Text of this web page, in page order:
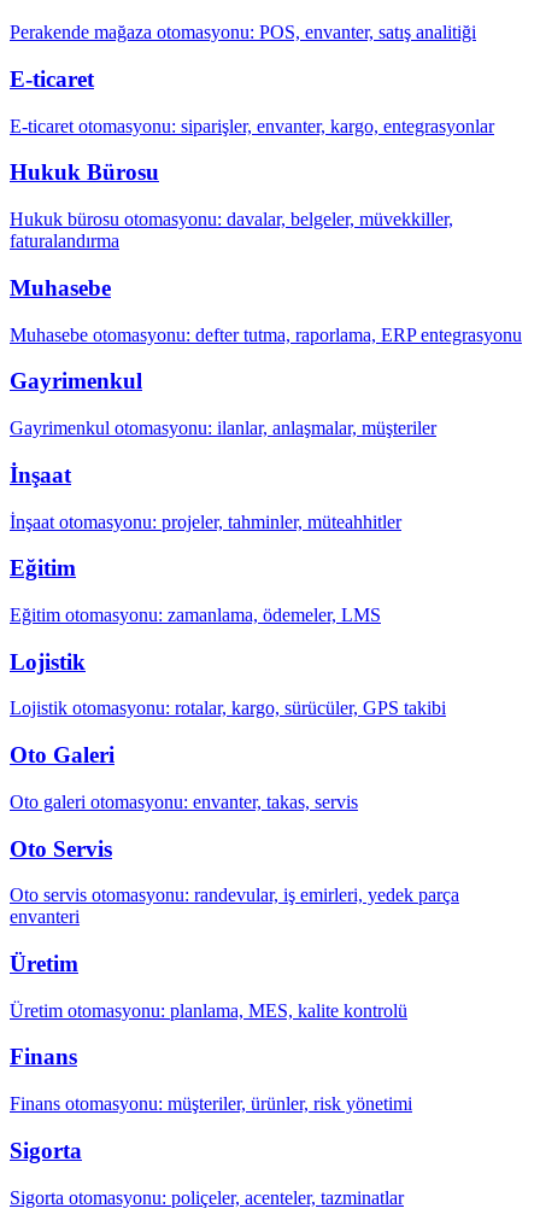
Perakende mağaza otomasyonu: POS, envanter, satış analitiği
E-ticaret
E-ticaret otomasyonu: siparişler, envanter, kargo, entegrasyonlar
Hukuk Bürosu
Hukuk bürosu otomasyonu: davalar, belgeler, müvekkiller,
faturalandırma
Muhasebe
Muhasebe otomasyonu: defter tutma, raporlama, ERP entegrasyonu
Gayrimenkul
Gayrimenkul otomasyonu: ilanlar, anlaşmalar, müşteriler
İnşaat
İnşaat otomasyonu: projeler, tahminler, müteahhitler
Eğitim
Eğitim otomasyonu: zamanlama, ödemeler, LMS
Lojistik
Lojistik otomasyonu: rotalar, kargo, sürücüler, GPS takibi
Oto Galeri
Oto galeri otomasyonu: envanter, takas, servis
Oto Servis
Oto servis otomasyonu: randevular, iş emirleri, yedek parça
envanteri
Üretim
Üretim otomasyonu: planlama, MES, kalite kontrolü
Finans
Finans otomasyonu: müşteriler, ürünler, risk yönetimi
Sigorta
Sigorta otomasyonu: poliçeler, acenteler, tazminatlar